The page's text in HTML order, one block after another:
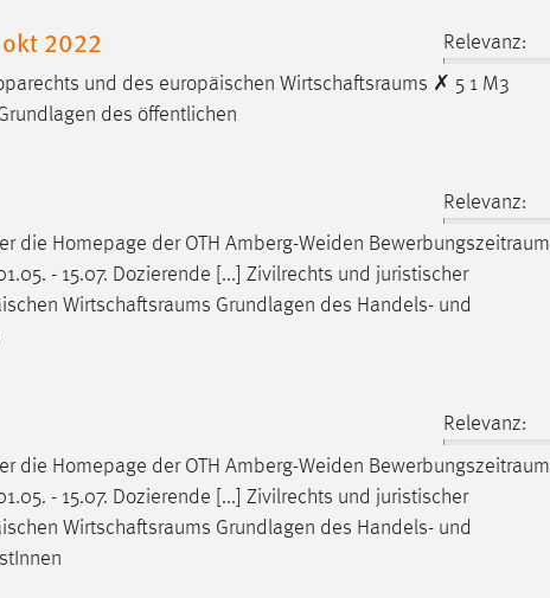
2022
Relevanz:
und des europäischen Wirtschaftsraums ✗ 5 1 M3
des öffentlichen
Relevanz:
die Homepage der OTH Amberg-Weiden Bewerbungszeitraum
- 15.07. Dozierende [...] Zivilrechts und juristischer
Wirtschaftsraums Grundlagen des Handels- und
Relevanz:
die Homepage der OTH Amberg-Weiden Bewerbungszeitraum
- 15.07. Dozierende [...] Zivilrechts und juristischer
Wirtschaftsraums Grundlagen des Handels- und